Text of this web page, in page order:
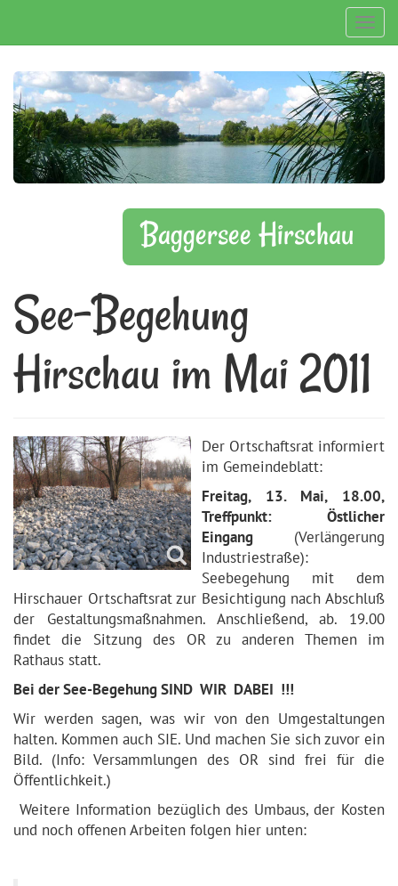
Baggersee Hirschau
See-Begehung
Hirschau im Mai 2011
Der Ortschaftsrat informiert
im Gemeindeblatt:
Freitag, 13. Mai, 18.00,
Treffpunkt: Östlicher
Eingang (Verlängerung
Industriestraße):
Seebegehung mit dem
Hirschauer Ortschaftsrat zur Besichtigung nach Abschluß
der Gestaltungsmaßnahmen. Anschließend, ab. 19.00
findet die Sitzung des OR zu anderen Themen im
Rathaus statt.
Bei der See-Begehung SIND WIR DABEI !!!
Wir werden sagen, was wir von den Umgestaltungen
halten. Kommen auch SIE. Und machen Sie sich zuvor ein
Bild. (Info: Versammlungen des OR sind frei für die
Öffentlichkeit.)
Weitere Information bezüglich des Umbaus, der Kosten
und noch offenen Arbeiten folgen hier unten: